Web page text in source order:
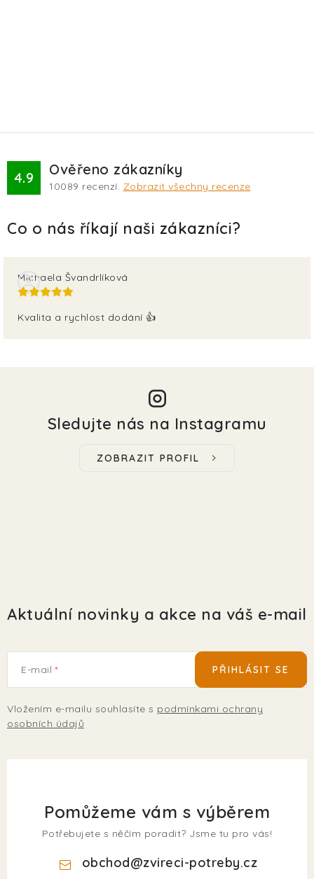
4.9 Ověřeno zákazníky
10089 recenzí. Zobrazit všechny recenze
Michaela Švandrlíková
Kvalita a rychlost dodání 👍
Sledujte nás na Instagramu
ZOBRAZIT PROFIL
Aktuální novinky a akce na váš e-mail
E-mail
Vložením e-mailu souhlasíte s podmínkami ochrany
osobních údajů
PŘIHLÁSIT SE
Pomůžeme vám s výběrem
Potřebujete s něčím poradit? Jsme tu pro vás!
obchod@zvireci-potreby.cz